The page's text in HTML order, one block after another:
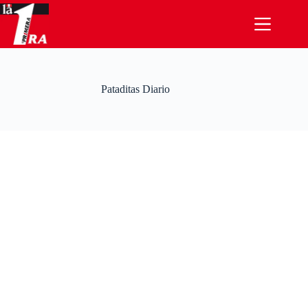
Saltar
al
contenido
Pataditas Diario